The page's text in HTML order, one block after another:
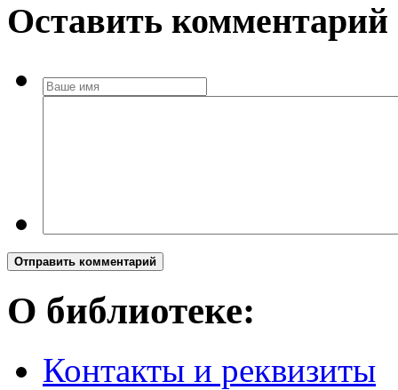
Оставить комментарий
Отправить комментарий
О библиотеке:
Контакты и реквизиты